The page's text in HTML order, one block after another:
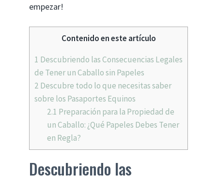
empezar!
Contenido en este artículo
1 Descubriendo las Consecuencias Legales
de Tener un Caballo sin Papeles
2 Descubre todo lo que necesitas saber
sobre los Pasaportes Equinos
2.1 Preparación para la Propiedad de
un Caballo: ¿Qué Papeles Debes Tener
en Regla?
Descubriendo las